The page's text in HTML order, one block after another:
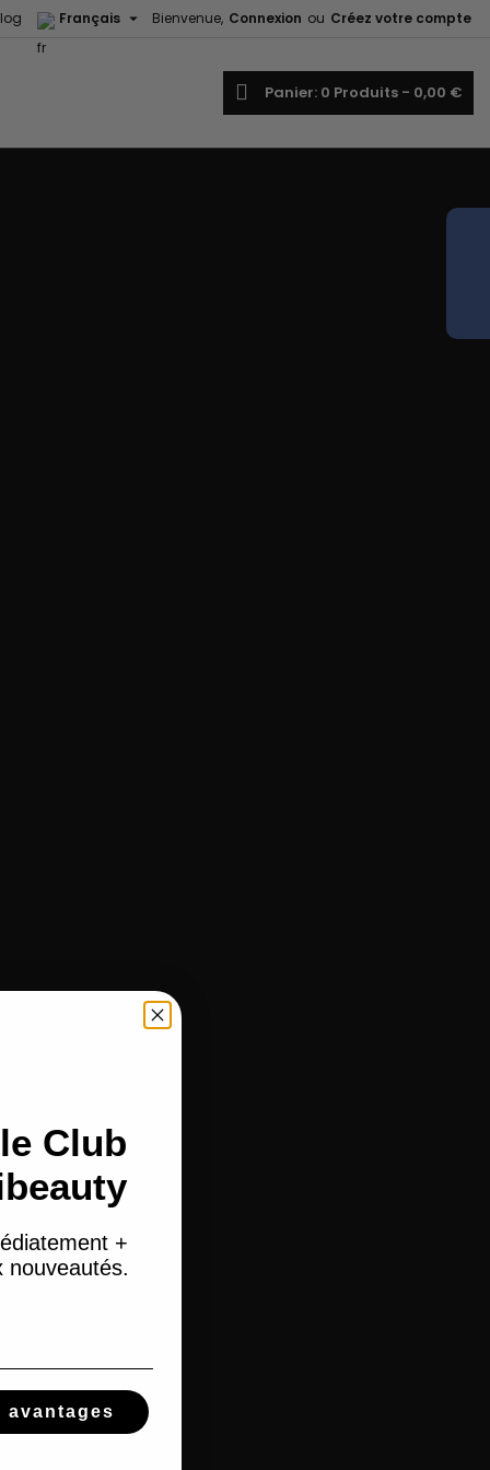
Bienvenue, Connexion ou Créez votre compte
Français 
Panier 0 Produits - 0,00 €
Club
+
nouveautés.
avantages